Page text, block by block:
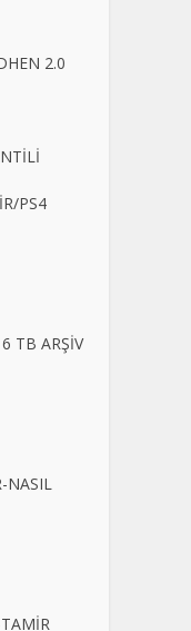
2.0
PS4
TB ARŞİV